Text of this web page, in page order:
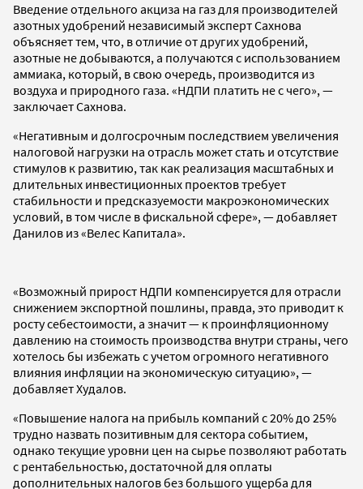
Введение отдельного акциза на газ для производителей
азотных удобрений независимый эксперт Сахнова
объясняет тем, что, в отличие от других удобрений,
азотные не добываются, а получаются с использованием
аммиака, который, в свою очередь, производится из
воздуха и природного газа. «НДПИ платить не с чего», —
заключает Сахнова.
«Негативным и долгосрочным последствием увеличения
налоговой нагрузки на отрасль может стать и отсутствие
стимулов к развитию, так как реализация масштабных и
длительных инвестиционных проектов требует
стабильности и предсказуемости макроэкономических
условий, в том числе в фискальной сфере», — добавляет
Данилов из «Велес Капитала».
«Возможный прирост НДПИ компенсируется для отрасли
снижением экспортной пошлины, правда, это приводит к
росту себестоимости, а значит — к проинфляционному
давлению на стоимость производства внутри страны, чего
хотелось бы избежать с учетом огромного негативного
влияния инфляции на экономическую ситуацию», —
добавляет Худалов.
«Повышение налога на прибыль компаний с 20% до 25%
трудно назвать позитивным для сектора событием,
однако текущие уровни цен на сырье позволяют работать
с рентабельностью, достаточной для оплаты
дополнительных налогов без большого ущерба для